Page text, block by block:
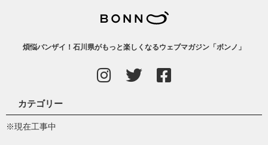
煩悩バンザイ！石川県がもっと楽しくなるウェブマガジン「ボンノ」
カテゴリー
※現在工事中